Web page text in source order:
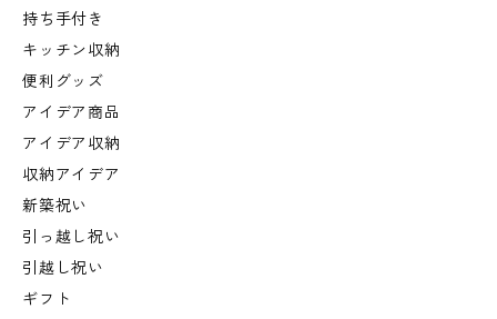
持ち手付き
キッチン収納
便利グッズ
アイデア商品
アイデア収納
収納アイデア
新築祝い
引っ越し祝い
引越し祝い
ギフト